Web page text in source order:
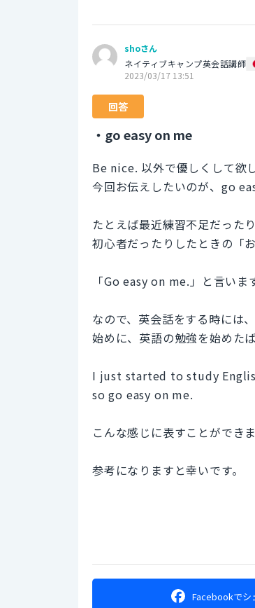
shoさん
ネイティブキャンプ英会話講師
2023/03/17 13:51
回答
・go easy on me
Be nice. 以外で優しくして欲
今回お伝えしたいのが、go
たとえば最近練習不足だったり
初心者だったりしたときの「
「Go easy on me.」と言いま
なので、英会話をする時には、
始めに、英語の勉強を始めた
I just started to study
so go easy on me.
こんな感じに表すことができま
参考になりますと幸いです。
Facebookでシ